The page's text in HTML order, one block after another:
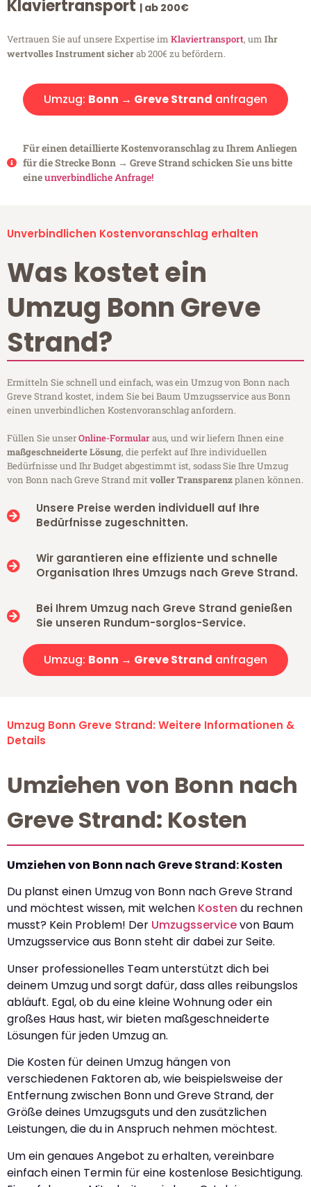
Klaviertransport | ab 200€
Vertrauen Sie auf unsere Expertise im Klaviertransport, um Ihr
wertvolles Instrument sicherab 200€ zu befördern.
Umzug: Bonn → Greve Strand anfragen
Für einen detaillierte Kostenvoranschlag zu Ihrem Anliegen
für die Strecke Bonn → Greve Strand schicken Sie uns bitte
eineunverbindliche Anfrage!
Unverbindlichen Kostenvoranschlag erhalten
Was kostet ein
Umzug Bonn Greve
Strand?
Ermitteln Sie schnell und einfach, was ein Umzug von Bonn nach
Greve Strand kostet, indem Sie bei Baum Umzugsservice aus Bonn
einen unverbindlichen Kostenvoranschlag anfordern.
Füllen Sie unserOnline-Formularaus, und wir liefern Ihnen eine
maßgeschneiderte Lösung, die perfekt auf Ihre individuellen
Bedürfnisse und Ihr Budget abgestimmt ist, sodass Sie Ihre Umzug
von Bonn nach Greve Strand mitvoller Transparenzplanen können.
Unsere Preise werden individuell auf Ihre
Bedürfnisse zugeschnitten.
Wir garantieren eine effiziente und schnelle
Organisation Ihres Umzugs nach Greve Strand.
Bei Ihrem Umzug nach Greve Strand genießen
Sie unseren Rundum-sorglos-Service.
Umzug: Bonn → Greve Strand anfragen
Umzug Bonn Greve Strand: Weitere Informationen &
Details
Umziehen von Bonn nach
Greve Strand: Kosten
Umziehen von Bonn nach Greve Strand: Kosten
Du planst einen Umzug von Bonn nach Greve Strand
und möchtest wissen, mit welchen Kosten du rechnen
musst? Kein Problem! Der Umzugsservicevon Baum
Umzugsservice aus Bonn steht dir dabei zur Seite.
Unser professionelles Team unterstützt dich bei
deinem Umzug und sorgt dafür, dass alles reibungslos
abläuft. Egal, ob du eine kleine Wohnung oder ein
großes Haus hast, wir bieten maßgeschneiderte
Lösungen für jeden Umzug an.
Die Kosten für deinen Umzug hängen von
verschiedenen Faktoren ab, wie beispielsweise der
Entfernung zwischen Bonn und Greve Strand, der
Größe deines Umzugsguts und den zusätzlichen
Leistungen, die du in Anspruch nehmen möchtest.
Um ein genaues Angebot zu erhalten, vereinbare
einfach einen Termin für eine kostenlose Besichtigung.